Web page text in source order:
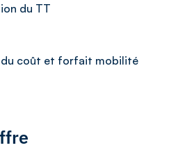
du TT
du coût et forfait mobilité